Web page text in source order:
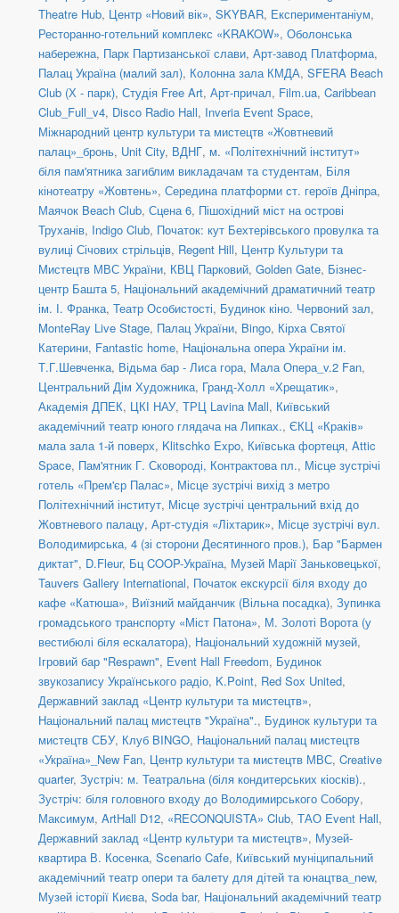
Theatre Hub, Центр «Новий вік», SKYBAR, Експериментаніум,
Ресторанно-готельний комплекс «KRAKOW», Оболонська
набережна, Парк Партизанської слави, Арт-завод Платформа,
Палац Україна (малий зал), Колонна зала КМДА, SFERA Beach
Club (Х - парк), Студія Free Art, Арт-причал, Film.ua, Caribbean
Club_Full_v4, Disco Radio Hall, Inveria Event Space,
Міжнародний центр культури та мистецтв «Жовтневий
палац»_бронь, Unit Сity, ВДНГ, м. «Політехнічний інститут»
біля пам'ятника загиблим викладачам та студентам, Біля
кінотеатру «Жовтень», Середина платформи ст. героїв Дніпра,
Маячок Beach Club, Сцена 6, Пішохідний міст на острові
Труханів, Indigo Club, Початок: кут Бехтерівського провулка та
вулиці Січових стрільців, Regent Hill, Центр Культури та
Мистецтв МВС України, КВЦ Парковий, Golden Gate, Бізнес-
центр Башта 5, Національний академічний драматичний театр
ім. І. Франка, Театр Особистості, Будинок кіно. Червоний зал,
MonteRay Live Stage, Палац України, Bingo, Кірха Святої
Катерини, Fantastic home, Національна опера України ім.
Т.Г.Шевченка, Відьма бар - Лиса гора, Мала Опера_v.2 Fan,
Центральний Дім Художника, Гранд-Холл «Хрещатик»,
Академія ДПЕК, ЦКІ НАУ, ТРЦ Lavina Mall, Київський
академічний театр юного глядача на Липках., ЄКЦ «Краків»
мала зала 1-й поверх, Klitschko Expo, Київська фортеця, Attic
Space, Пам'ятник Г. Сковороді, Контрактова пл., Місце зустрічі
готель «Прем'єр Палас», Місце зустрічі вихід з метро
Політехнічний інститут, Місце зустрічі центральний вхід до
Жовтневого палацу, Арт-студія «Ліхтарик», Місце зустрічі вул.
Володимирська, 4 (зі сторони Десятинного пров.), Бар "Бармен
диктат", D.Fleur, Бц COOP-Україна, Музей Марії Заньковецької,
Tauvers Gallery International, Початок екскурсії біля входу до
кафе «Катюша», Виїзний майданчик (Вільна посадка), Зупинка
громадського транспорту «Міст Патона», М. Золоті Ворота (у
вестибюлі біля ескалатора), Національний художній музей,
Ігровий бар "Respawn", Event Hall Freedom, Будинок
звукозапису Українського радіо, K.Point, Red Sox United,
Державний заклад «Центр культури та мистецтв»,
Національний палац мистецтв "Україна"., Будинок культури та
мистецтв СБУ, Клуб BINGO, Національний палац мистецтв
«Україна»_New Fan, Центр культури та мистецтв МВС, Creative
quarter, Зустріч: м. Театральна (біля кондитерських кіосків).,
Зустріч: біля головного входу до Володимирського Собору,
Максимум, ArtHall D12, «RECONQUISTA» Club, ТАО Event Hall,
Державний заклад «Центр культури та мистецтв», Музей-
квартира В. Косенка, Scenario Cafe, Київський муніципальний
академічний театр опери та балету для дітей та юнацтва_new,
Музей історії Києва, Soda bar, Національний академічний театр